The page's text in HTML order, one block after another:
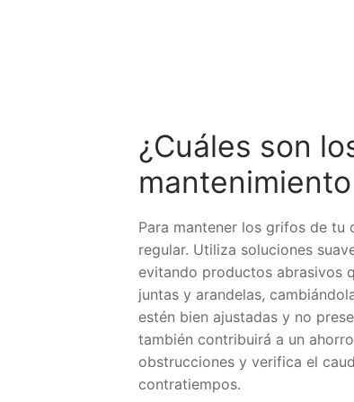
¿Cuáles son
Para mantener los grifos de tu
regular. Utiliza soluciones
evitando productos abrasivos
juntas y arandelas,
estén bien ajustadas y no
también contribuirá a un
obstrucciones y verifica el
contratiempos.